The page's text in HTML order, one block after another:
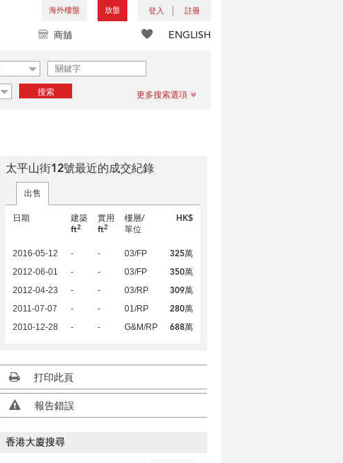
海外樓盤 放盤 登入 註冊
ENGLISH
商舖
搜索 更多搜索選項
太平山街12號最近的成交紀錄
出售
日期
建築
ft2
實用
ft2
樓層/
單位
HK$
2016-05-12 - - 03/FP 325萬
2012-06-01 - - 03/FP 350萬
2012-04-23 - - 03/RP 309萬
2011-07-07 - - 01/RP 280萬
2010-12-28 - - G&M/RP 688萬
打印此頁
報告錯誤
香港大廈搜尋